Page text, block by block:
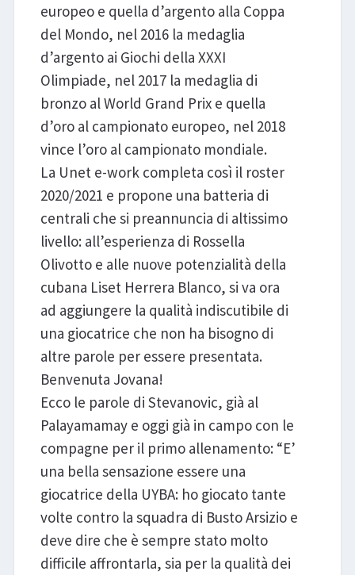
europeo e quella d’argento alla Coppa
del Mondo, nel 2016 la medaglia
d’argento ai Giochi della XXXI
Olimpiade, nel 2017 la medaglia di
bronzo al World Grand Prix e quella
d’oro al campionato europeo, nel 2018
vince l’oro al campionato mondiale.
La Unet e-work completa così il roster
2020/2021 e propone una batteria di
centrali che si preannuncia di altissimo
livello: all’esperienza di Rossella
Olivotto e alle nuove potenzialità della
cubana Liset Herrera Blanco, si va ora
ad aggiungere la qualità indiscutibile di
una giocatrice che non ha bisogno di
altre parole per essere presentata.
Benvenuta Jovana!
Ecco le parole di Stevanovic, già al
Palayamamay e oggi già in campo con le
compagne per il primo allenamento: “E’
una bella sensazione essere una
giocatrice della UYBA: ho giocato tante
volte contro la squadra di Busto Arsizio e
deve dire che è sempre stato molto
difficile affrontarla, sia per la qualità dei